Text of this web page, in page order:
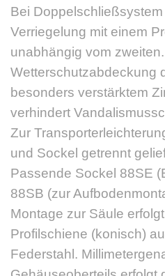
Bei
Verriegelung mit einem
unabhängig vom zweiten.
Wetterschutzabdeckung
besonders verstärktem
verhindert
Zur
und Sockel getrennt
Passende Sockel 88SE
88SB (zur
Montage zur Säule
Profilschiene (konisch)
Federstahl.